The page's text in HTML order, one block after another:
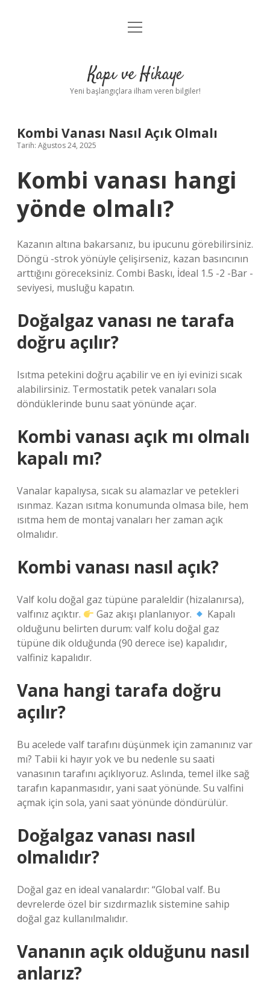
Anasayfa
Yasal Uyarı
menüyü
Kapı ve Hikaye
Yeni başlangıçlara ilham veren bilgiler!
Kombi Vanası Nasıl Açık Olmalı
Tarih: Ağustos 24, 2025
Kombi vanası hangi
yönde olmalı?
Kazanın altına bakarsanız, bu ipucunu görebilirsiniz.
Döngü -strok yönüyle çelişirseniz, kazan basıncının
arttığını göreceksiniz. Combi Baskı, İdeal 1.5 -2 -Bar -
seviyesi, musluğu kapatın.
Doğalgaz vanası ne tarafa
doğru açılır?
Isıtma petekini doğru açabilir ve en iyi evinizi sıcak
alabilirsiniz. Termostatik petek vanaları sola
döndüklerinde bunu saat yönünde açar.
Kombi vanası açık mı olmalı
kapalı mı?
Vanalar kapalıysa, sıcak su alamazlar ve petekleri
ısınmaz. Kazan ısıtma konumunda olmasa bile, hem
ısıtma hem de montaj vanaları her zaman açık
olmalıdır.
Kombi vanası nasıl açık?
Valf kolu doğal gaz tüpüne paraleldir (hizalanırsa),
valfınız açıktır.
Gaz akışı planlanıyor.
Kapalı
olduğunu belirten durum: valf kolu doğal gaz
tüpüne dik olduğunda (90 derece ise) kapalıdır,
valfiniz kapalıdır.
Vana hangi tarafa doğru
açılır?
Bu acelede valf tarafını düşünmek için zamanınız var
mı? Tabii ki hayır yok ve bu nedenle su saati
vanasının tarafını açıklıyoruz. Aslında, temel ilke sağ
tarafın kapanmasıdır, yani saat yönünde. Su valfini
açmak için sola, yani saat yönünde döndürülür.
Doğalgaz vanası nasıl
olmalıdır?
Doğal gaz en ideal vanalardır: “Global valf. Bu
devrelerde özel bir sızdırmazlık sistemine sahip
doğal gaz kullanılmalıdır.
Vananın açık olduğunu nasıl
anlarız?